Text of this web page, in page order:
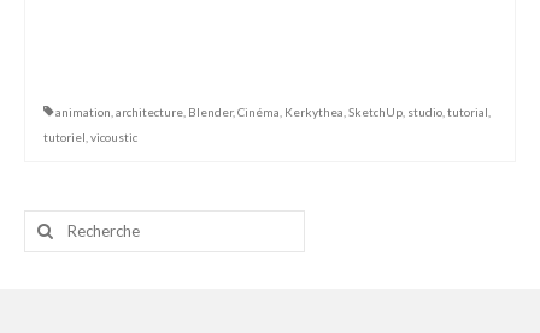
animation architecture Blender, Cinéma Kerkythea SketchUp studio tutorial
tutoriel vicoustic
Rechercher